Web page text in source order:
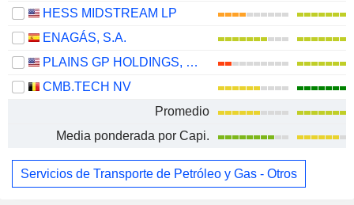
HESS MIDSTREAM LP
ENAGÁS, S.A.
PLAINS GP HOLDINGS, L.P.
CMB.TECH NV
Promedio
Media ponderada por Capi.
Servicios de Transporte de Petróleo y Gas - Otros